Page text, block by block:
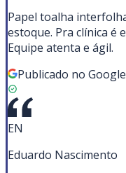
Papel toalha
estoque. Pra clínica é
Equipe atenta e ágil.
Publicado no Google
EN
Eduardo Nascimento